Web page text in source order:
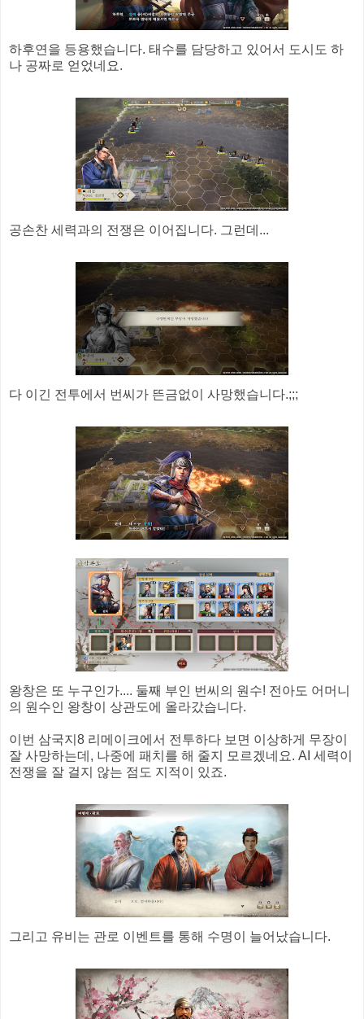
하후연을 등용했습니다. 태수를 담당하고 있어서 도시도 하
나 공짜로 얻었네요.
공손찬 세력과의 전쟁은 이어집니다. 그런데...
다 이긴 전투에서 번씨가 뜬금없이 사망했습니다.;;;
왕창은 또 누구인가.... 둘째 부인 번씨의 원수! 전아도 어머니
의 원수인 왕창이 상관도에 올라갔습니다.
이번 삼국지8 리메이크에서 전투하다 보면 이상하게 무장이
잘 사망하는데, 나중에 패치를 해 줄지 모르겠네요. AI 세력이
전쟁을 잘 걸지 않는 점도 지적이 있죠.
그리고 유비는 관로 이벤트를 통해 수명이 늘어났습니다.